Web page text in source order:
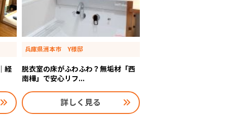
経
兵庫県洲本市 Y様邸
脱衣室の床がふわふわ？無垢材「西
南樺」で安心リフ...
詳しく見る